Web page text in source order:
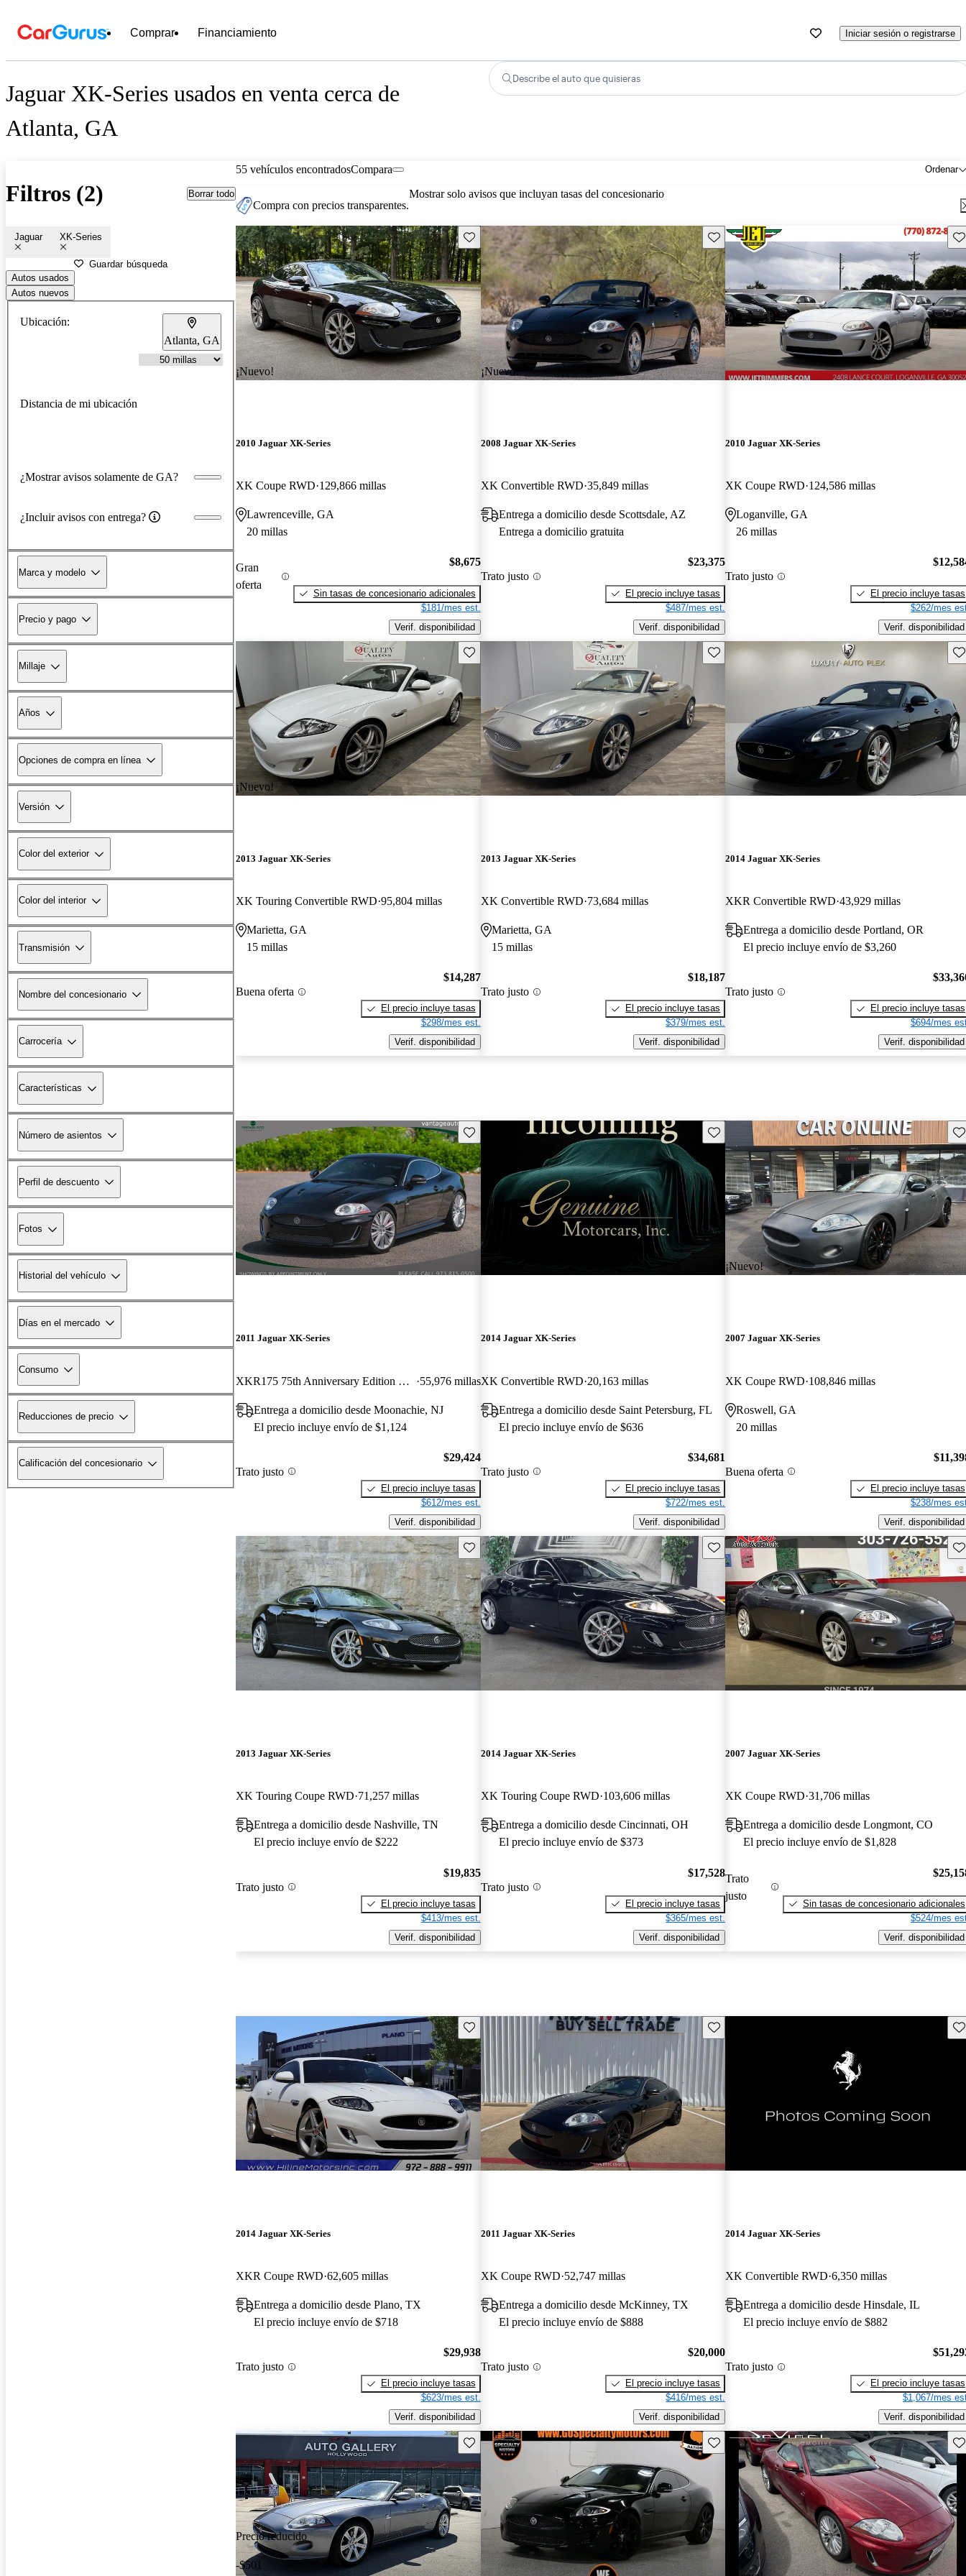
Comprar Financiamiento Iniciar sesión o registrarse
Jaguar XK-Series usados en venta cerca de
Atlanta, GA
Describe el auto que quisieras
Filtros (2) Borrar todo
Jaguar XK-Series
Guardar búsqueda
Autos usados
Autos nuevos
Ubicación:
Atlanta, GA
Distancia de mi ubicación
¿Mostrar avisos solamente de GA?
¿Incluir avisos con entrega?
Marca y modelo
Precio y pago
Millaje
Años
Opciones de compra en línea
Versión
Color del exterior
Color del interior
Transmisión
Nombre del concesionario
Carrocería
Características
Número de asientos
Perfil de descuento
Fotos
Historial del vehículo
Días en el mercado
Consumo
Reducciones de precio
Calificación del concesionario
55 vehículos encontrados Ordenar
Compara
Compra con precios transparentes.
Mostrar solo avisos que incluyan tasas del concesionario
¡Nuevo!
Guarda este Aviso
2010 Jaguar XK-Series
XK Coupe RWD 129,866 millas
Lawrenceville, GA
20 millas
Gran
oferta
$8,675
Sin tasas de concesionario adicionales
$181/mes est.
Verif. disponibilidad
¡Nuevo!
Guarda este Aviso
2008 Jaguar XK-Series
XK Convertible RWD 35,849 millas
Entrega a domicilio desde Scottsdale, AZ
Entrega a domicilio gratuita
Trato justo
$23,375
El precio incluye tasas
$487/mes est.
Verif. disponibilidad
2010 Jaguar XK-Series
XK Coupe RWD 124,586 millas
Loganville, GA
26 millas
Trato justo
El precio incluye tasas
$262/mes
Verif. disponibilidad
¡Nuevo!
Guarda este Aviso
2013 Jaguar XK-Series
XK Touring Convertible RWD 95,804 millas
Marietta, GA
15 millas
Buena oferta
$14,287
El precio incluye tasas
$298/mes est.
Verif. disponibilidad
Guarda este Aviso
2013 Jaguar XK-Series
XK Convertible RWD 73,684 millas
Marietta, GA
15 millas
Trato justo
$18,187
El precio incluye tasas
$379/mes est.
Verif. disponibilidad
2014 Jaguar XK-Series
XKR Convertible RWD 43,929 millas
Entrega a domicilio desde Portland, OR
El precio incluye envío de $3,260
Trato justo
El precio incluye tasas
$694/mes
Verif. disponibilidad
Guarda este Aviso
2011 Jaguar XK-Series
XKR175 75th Anniversary Edition Coupe RWD 55,976 millas
Entrega a domicilio desde Moonachie, NJ
El precio incluye envío de $1,124
Trato justo
$29,424
El precio incluye tasas
$612/mes est.
Verif. disponibilidad
Guarda este Aviso
2014 Jaguar XK-Series
XK Convertible RWD 20,163 millas
Entrega a domicilio desde Saint Petersburg, FL
El precio incluye envío de $636
Trato justo
$34,681
El precio incluye tasas
$722/mes est.
Verif. disponibilidad
¡Nuevo!
2007 Jaguar XK-Series
XK Coupe RWD 108,846 millas
Roswell, GA
20 millas
Buena oferta
El precio incluye tasas
$238/mes
Verif. disponibilidad
Guarda este Aviso
2013 Jaguar XK-Series
XK Touring Coupe RWD 71,257 millas
Entrega a domicilio desde Nashville, TN
El precio incluye envío de $222
Trato justo
$19,835
El precio incluye tasas
$413/mes est.
Verif. disponibilidad
Guarda este Aviso
2014 Jaguar XK-Series
XK Touring Coupe RWD 103,606 millas
Entrega a domicilio desde Cincinnati, OH
El precio incluye envío de $373
Trato justo
$17,528
El precio incluye tasas
$365/mes est.
Verif. disponibilidad
2007 Jaguar XK-Series
XK Coupe RWD 31,706 millas
Entrega a domicilio desde Longmont, CO
El precio incluye envío de $1,828
Trato
justo
Sin tasas de concesionario adicionales
$524/mes
Verif. disponibilidad
Guarda este Aviso
2014 Jaguar XK-Series
XKR Coupe RWD 62,605 millas
Entrega a domicilio desde Plano, TX
El precio incluye envío de $718
Trato justo
$29,938
El precio incluye tasas
$623/mes est.
Verif. disponibilidad
Guarda este Aviso
2011 Jaguar XK-Series
XK Coupe RWD 52,747 millas
Entrega a domicilio desde McKinney, TX
El precio incluye envío de $888
Trato justo
$20,000
El precio incluye tasas
$416/mes est.
Verif. disponibilidad
2014 Jaguar XK-Series
XK Convertible RWD 6,350 millas
Entrega a domicilio desde Hinsdale, IL
El precio incluye envío de $882
Trato justo
El precio incluye tasas
$1,067/mes
Verif. disponibilidad
Precio reducido
-$501
Guarda este Aviso Guarda este Aviso